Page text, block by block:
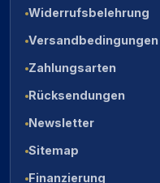
Widerrufsbelehrung
Versandbedingungen
Zahlungsarten
Rücksendungen
Newsletter
Sitemap
Finanzierung